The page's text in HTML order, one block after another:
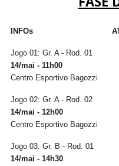
INFOs
Jogo 01: Gr. A - Rod. 01
14/mai - 11h00
Centro Esportivo Bagozzi
Jogo 02: Gr. A - Rod. 02
14/mai - 12h00
Centro Esportivo Bagozzi
Jogo 03: Gr. B - Rod. 01
14/mai - 14h30